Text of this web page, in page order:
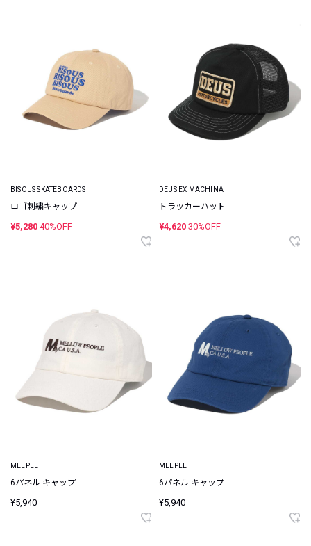
BISOUS SKATEBOARDS
ロゴ刺繍キャップ
¥5,280 40%OFF
DEUS EX MACHINA
トラッカーハット
¥4,620 30%OFF
MELPLE
6パネル キャップ
¥5,940
MELPLE
6パネル キャップ
¥5,940